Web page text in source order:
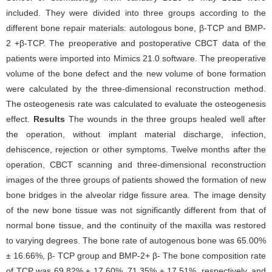
included. They were divided into three groups according to the
different bone repair materials: autologous bone, β-TCP and BMP-
2 +β-TCP. The preoperative and postoperative CBCT data of the
patients were imported into Mimics 21.0 software. The preoperative
volume of the bone defect and the new volume of bone formation
were calculated by the three-dimensional reconstruction method.
The osteogenesis rate was calculated to evaluate the osteogenesis
effect. Results The wounds in the three groups healed well after
the operation, without implant material discharge, infection,
dehiscence, rejection or other symptoms. Twelve months after the
operation, CBCT scanning and three-dimensional reconstruction
images of the three groups of patients showed the formation of new
bone bridges in the alveolar ridge fissure area. The image density
of the new bone tissue was not significantly different from that of
normal bone tissue, and the continuity of the maxilla was restored
to varying degrees. The bone rate of autogenous bone was 65.00%
± 16.66%, β- TCP group and BMP-2+ β- The bone composition rate